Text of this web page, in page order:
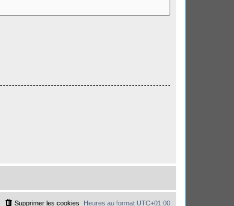
Heures au format UTC+01:00
Supprimer les cookies